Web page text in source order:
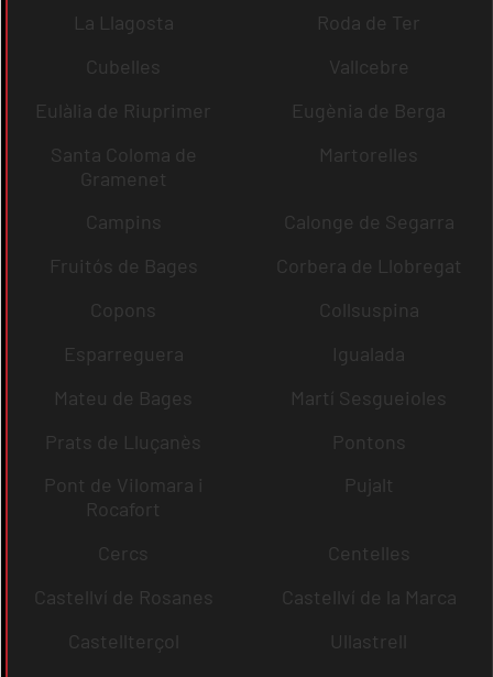
La Llagosta
Roda de Ter
Cubelles
Vallcebre
Eulàlia de Riuprimer
Eugènia de Berga
Santa Coloma de
Gramenet
Martorelles
Campins
Calonge de Segarra
Fruitós de Bages
Corbera de Llobregat
Copons
Collsuspina
Esparreguera
Igualada
Mateu de Bages
Martí Sesgueioles
Prats de Lluçanès
Pontons
Pont de Vilomara i
Rocafort
Pujalt
Cercs
Centelles
Castellví de Rosanes
Castellví de la Marca
Castellterçol
Ullastrell